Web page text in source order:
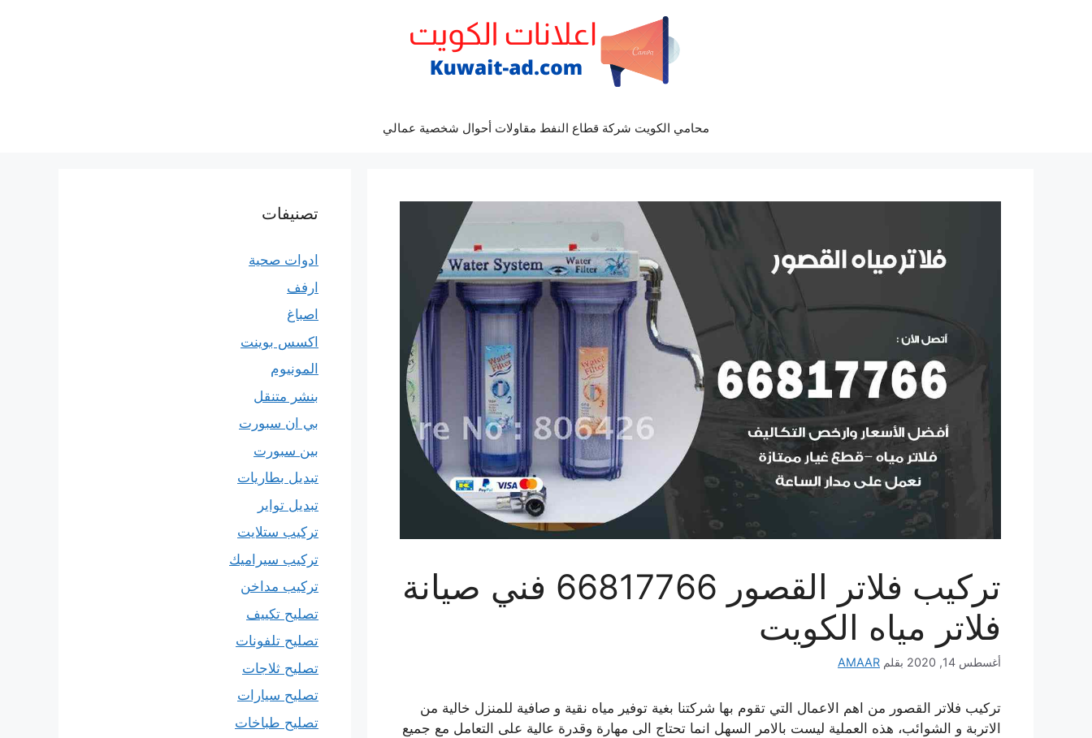
محامي الكويت شركة قطاع النفط مقاولات أحوال شخصية عمالي
تركيب فلاتر القصور 66817766 فني صيانة
فلاتر مياه الكويت
أغسطس 14, 2020 بقلم AMAAR
تركيب فلاتر القصور من اهم الاعمال التي تقوم بها شركتنا بغية توفير مياه نقية و صافية للمنزل خالية من
الاتربة و الشوائب، هذه العملية ليست بالامر السهل انما تحتاج الى مهارة وقدرة عالية على التعامل مع جميع
تصنيفات
ادوات صحية
ارفف
اصباغ
اكسس بوينت
المونيوم
بنشر متنقل
بي ان سبورت
بين سبورت
تبديل بطاريات
تبديل تواير
تركيب ستلايت
تركيب سيراميك
تركيب مداخن
تصليح تكييف
تصليح تلفونات
تصليح ثلاجات
تصليح سيارات
تصليح طباخات